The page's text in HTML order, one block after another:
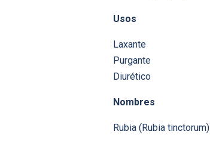
Usos
Laxante
Purgante
Diurético
Nombres
Rubia (Rubia tinctorum)